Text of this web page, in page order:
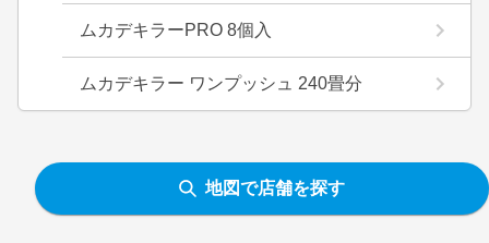
ムカデキラーPRO 8個入
ムカデキラー ワンプッシュ 240畳分
地図で店舗を探す